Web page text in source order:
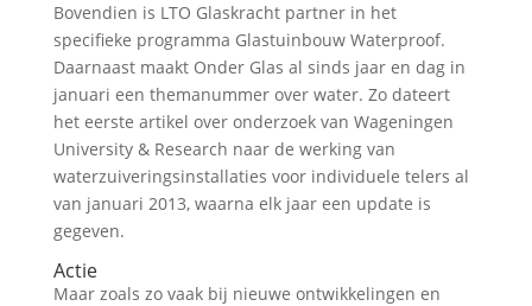
Bovendien is LTO Glaskracht partner in het
specifieke programma Glastuinbouw Waterproof.
Daarnaast maakt Onder Glas al sinds jaar en dag in
januari een themanummer over water. Zo dateert
het eerste artikel over onderzoek van Wageningen
University & Research naar de werking van
waterzuiveringsinstallaties voor individuele telers al
van januari 2013, waarna elk jaar een update is
gegeven.
Actie
Maar zoals zo vaak bij nieuwe ontwikkelingen en